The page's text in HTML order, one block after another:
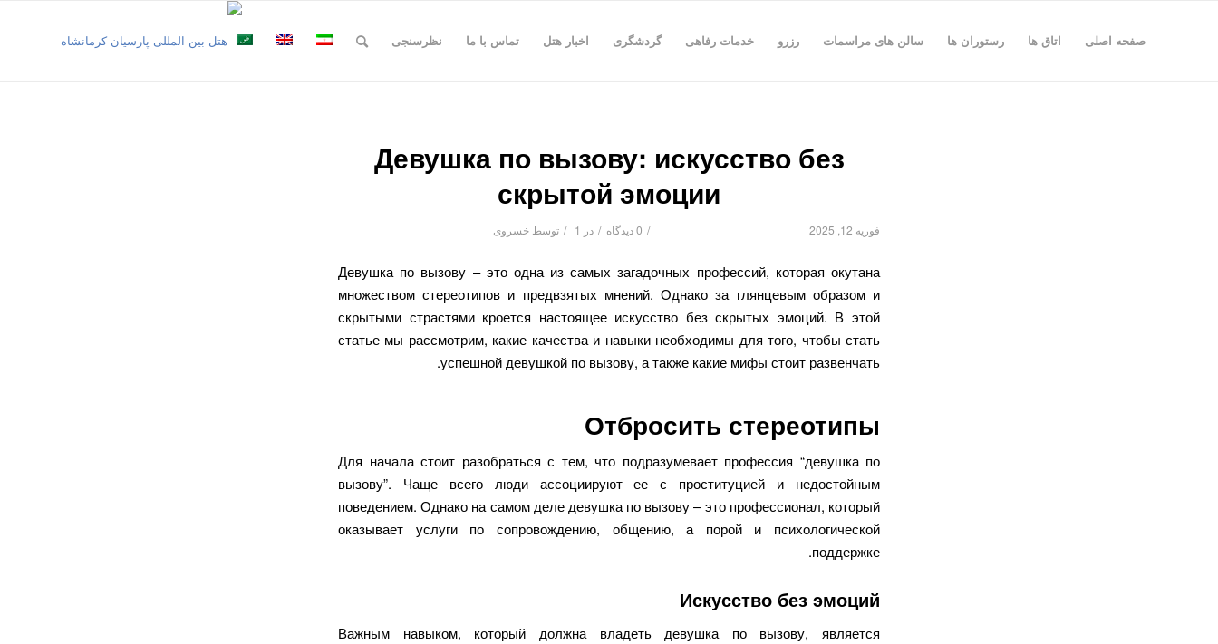
صفحه اصلی اتاق ها رستوران ها سالن های مراسمات رزرو خدمات رفاهی گردشگری اخبار هتل تماس با ما نظرسنجی
Девушка по вызову: искусство без
скрытой эмоции
فوریه 12, 2025 / 0 دیدگاه / در 1
/ توسطخسروی
Девушка по вызову – это одна из самых загадочных профессий, которая окутана
множеством стереотипов и предвзятых мнений. Однако за глянцевым образом и
скрытыми страстями кроется настоящее искусство без скрытых эмоций. В этой
статье мы рассмотрим, какие качества и навыки необходимы для того, чтобы стать
успешной девушкой по вызову, а также какие мифы стоит развенчать.
Отбросить стереотипы
Для начала стоит разобраться с тем, что подразумевает профессия “девушка по
вызову”. Чаще всего люди ассоциируют ее с проституцией и недостойным
поведением. Однако на самом деле девушка по вызову – это профессионал, который
оказывает услуги по сопровождению, общению, а порой и психологической
поддержке.
Искусство без эмоций
Важным навыком, который должна владеть девушка по вызову, является